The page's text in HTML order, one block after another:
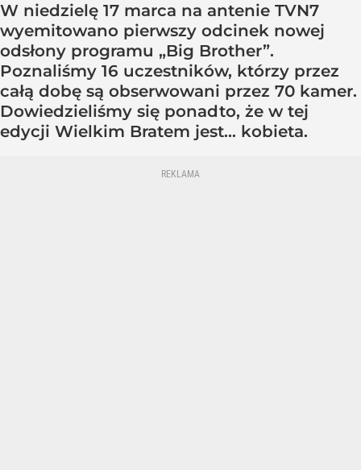
W niedzielę 17 marca na antenie TVN7
wyemitowano pierwszy odcinek nowej
odsłony programu „Big Brother”.
Poznaliśmy 16 uczestników, którzy przez
całą dobę są obserwowani przez 70 kamer.
Dowiedzieliśmy się ponadto, że w tej
edycji Wielkim Bratem jest... kobieta.